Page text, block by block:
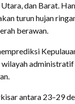
dan Barat.
turun hujan
berawan.
wilayah
antara 23–29